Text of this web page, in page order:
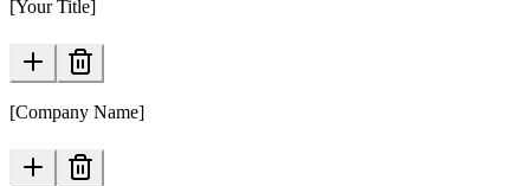
[Your Title]
[Company Name]